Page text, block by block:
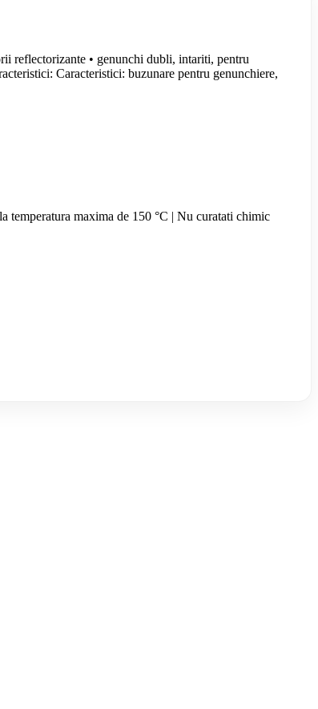
reflectorizante • genunchi dubli, intariti, pentru
Caracteristici: buzunare pentru genunchiere,
temperatura maxima de 150 °C | Nu curatati chimic